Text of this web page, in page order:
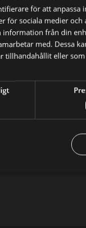
Lynx.
X
för att anpassa
för sociala medier
från din
med. Dessa
tillhandahållit eller